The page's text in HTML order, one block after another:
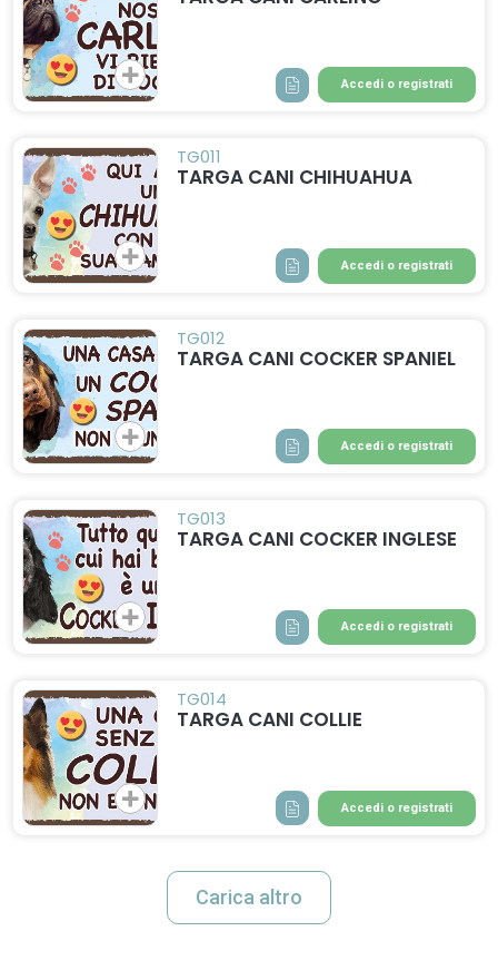
Accedi o registrati
TG011
TARGA CANI CHIHUAHUA
Accedi o registrati
TG012
TARGA CANI COCKER SPANIEL
Accedi o registrati
TG013
TARGA CANI COCKER INGLESE
Accedi o registrati
TG014
TARGA CANI COLLIE
Accedi o registrati
Carica altro